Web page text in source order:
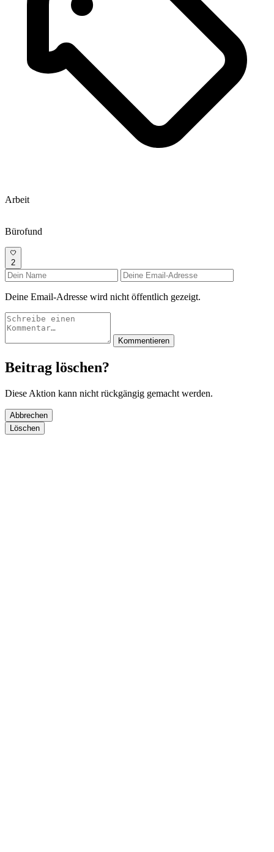
Arbeit
Bürofund
2
Deine Email-Adresse wird nicht öffentlich gezeigt.
Kommentieren
Beitrag löschen?
Diese Aktion kann nicht rückgängig gemacht werden.
Abbrechen
Löschen